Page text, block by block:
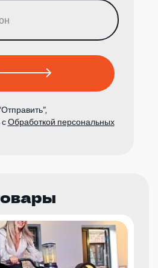
Обработкой персональных